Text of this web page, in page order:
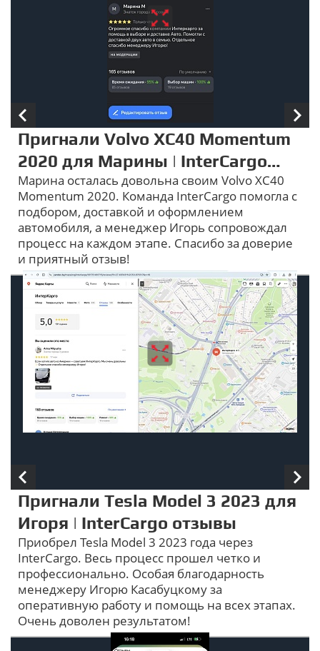
Пригнали Volvo XC40 Momentum
2020 для Марины | InterCargo
отзывы
Марина осталась довольна своим Volvo XC40
Momentum 2020. Команда InterCargo помогла с
подбором, доставкой и оформлением
автомобиля, а менеджер Игорь сопровождал
процесс на каждом этапе. Спасибо за доверие
и приятный отзыв!
Пригнали Tesla Model 3 2023 для
Игоря | InterCargo отзывы
Приобрел Tesla Model 3 2023 года через
InterCargo. Весь процесс прошел четко и
профессионально. Особая благодарность
менеджеру Игорю Касабуцкому за
оперативную работу и помощь на всех этапах.
Очень доволен результатом!